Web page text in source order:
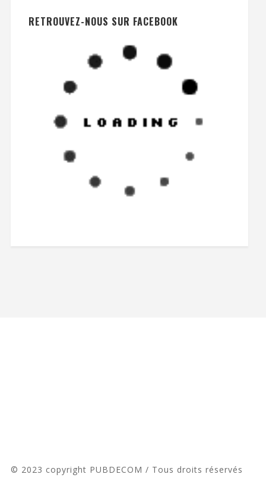
RETROUVEZ-NOUS SUR FACEBOOK
© 2023 copyright PUBDECOM / Tous droits réservés